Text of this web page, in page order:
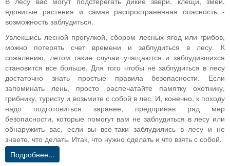
ядовитые растения и самая распространенная опасность -
возможность заблудиться.
Увлекшись лесной прогулкой, сбором лесных ягод или грибов,
можно потерять счет времени и заблудиться в лесу. К
сожалению, летом такие случаи учащаются и заблудившихся
становится все больше. Для того чтобы не заблудиться в лесу
достаточно знать простые правила безопасности. Если
запоминать лень, просто распечатайте памятку охотнику,
грибнику, туристу и возьмите с собой в лес. И, конечно, к походу
надо подготовиться заранее, предприняв ряд мер
безопасности, которые помогут вам не заблудиться в лесу или
обнаружить вас, если вы все-таки заблудились в лесу и не
знаете, что делать. Итак, что нужно сделать и что взять с собой.
Подробнее...